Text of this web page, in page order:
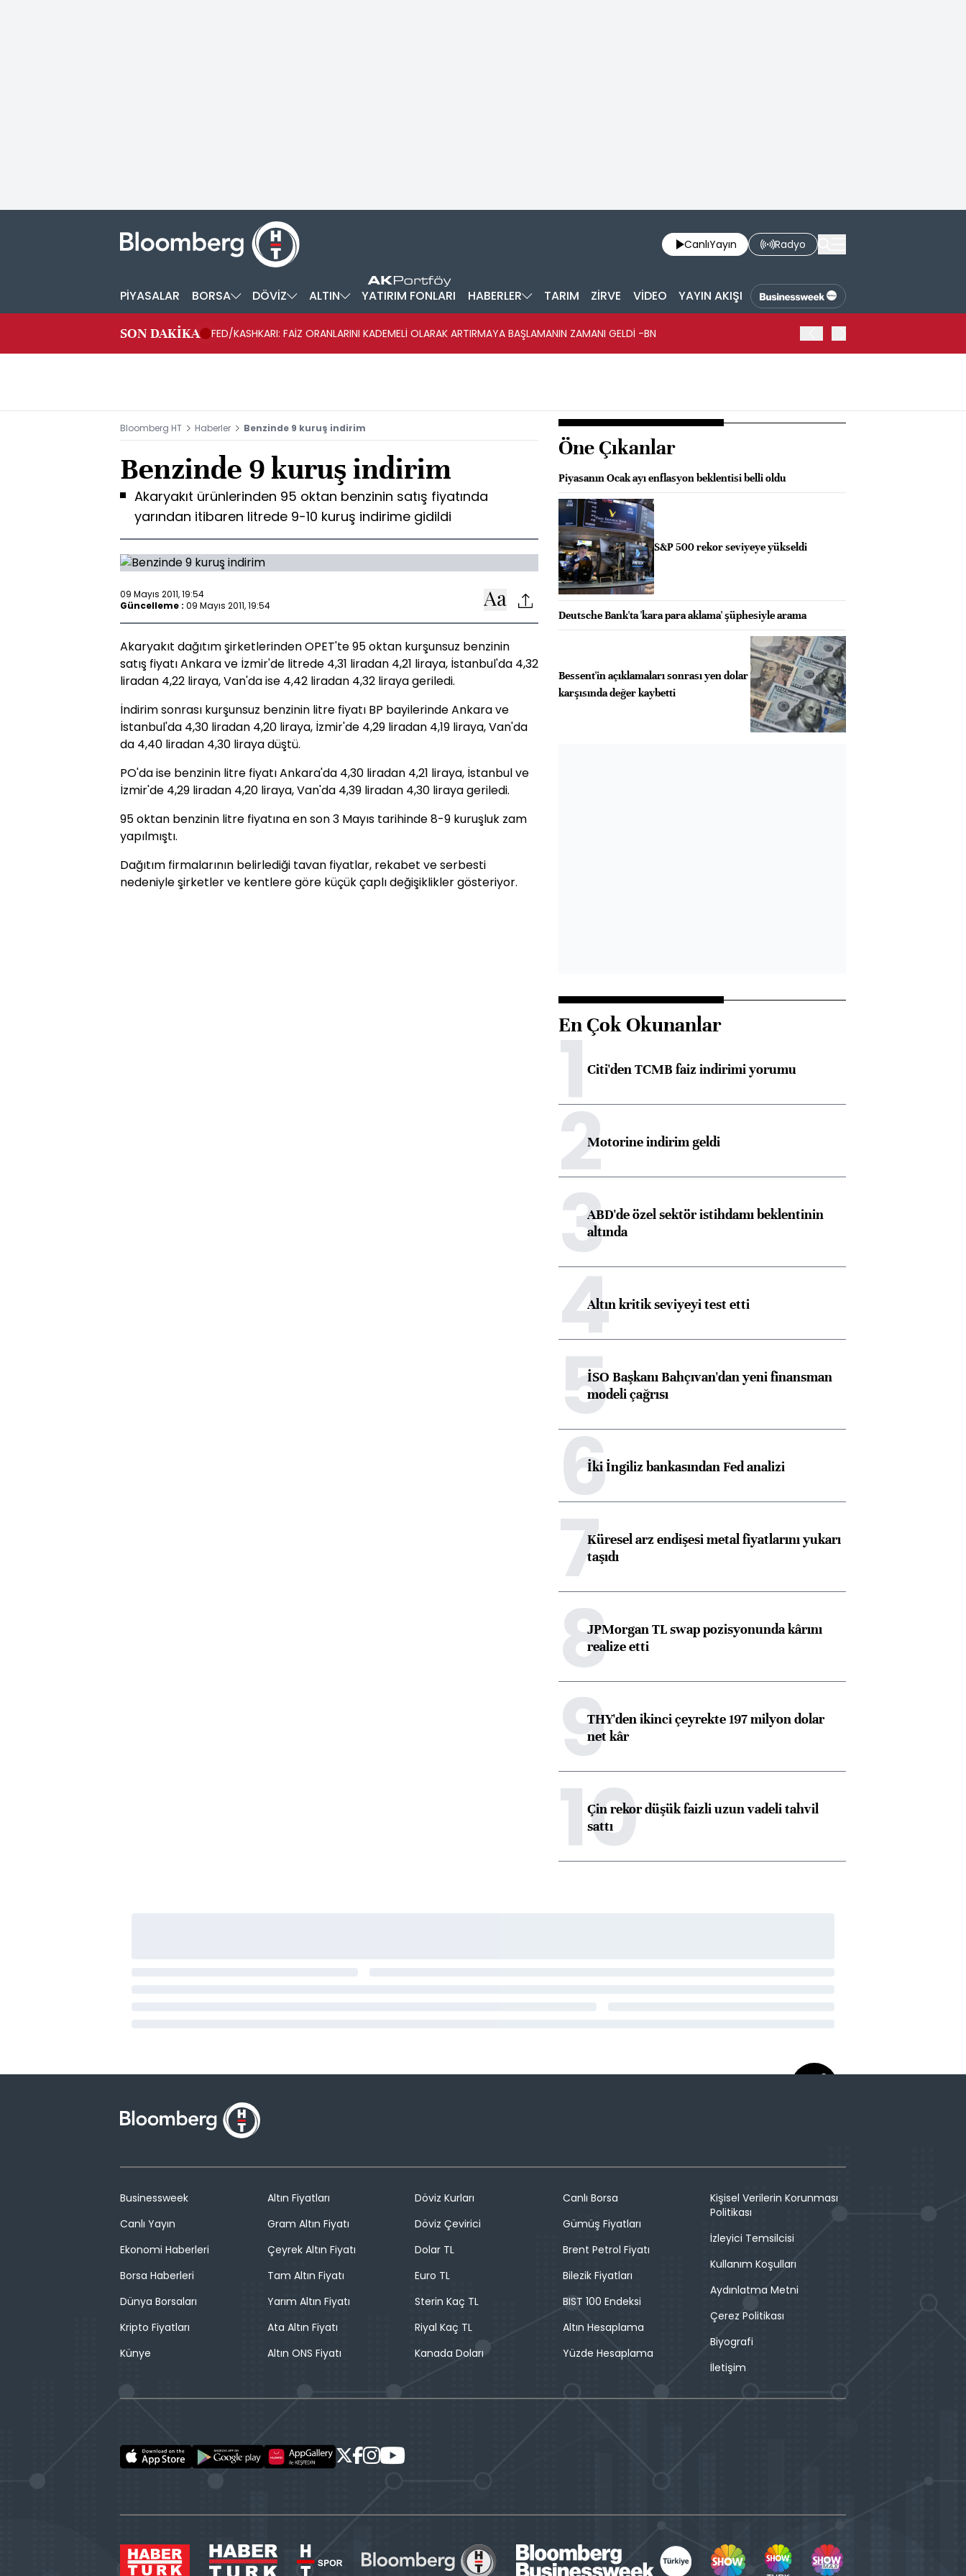
CanlıYayın Radyo
PİYASALAR BORSA DÖVİZ ALTIN YATIRIM FONLARI HABERLER TARIM ZİRVE VİDEO YAYIN AKIŞI
SON DAKİKA FED/KASHKARI: FAİZ ORANLARINI KADEMELİ OLARAK ARTIRMAYA BAŞLAMANIN ZAMANI GELDİ -BN
Bloomberg HT Haberler Benzinde 9 kuruş indirim
Benzinde 9 kuruş indirim
Akaryakıt ürünlerinden 95 oktan benzinin satış fiyatında
yarından itibaren litrede 9-10 kuruş indirime gidildi
09 Mayıs 2011, 19:54
Güncelleme : 09 Mayıs 2011, 19:54
Akaryakıt dağıtım şirketlerinden OPET'te 95 oktan kurşunsuz benzinin
satış fiyatı Ankara ve İzmir'de litrede 4,31 liradan 4,21 liraya, İstanbul'da 4,32
liradan 4,22 liraya, Van'da ise 4,42 liradan 4,32 liraya geriledi.
İndirim sonrası kurşunsuz benzinin litre fiyatı BP bayilerinde Ankara ve
İstanbul'da 4,30 liradan 4,20 liraya, İzmir'de 4,29 liradan 4,19 liraya, Van'da
da 4,40 liradan 4,30 liraya düştü.
PO'da ise benzinin litre fiyatı Ankara'da 4,30 liradan 4,21 liraya, İstanbul ve
İzmir'de 4,29 liradan 4,20 liraya, Van'da 4,39 liradan 4,30 liraya geriledi.
95 oktan benzinin litre fiyatına en son 3 Mayıs tarihinde 8-9 kuruşluk zam
yapılmıştı.
Dağıtım firmalarının belirlediği tavan fiyatlar, rekabet ve serbesti
nedeniyle şirketler ve kentlere göre küçük çaplı değişiklikler gösteriyor.
Öne Çıkanlar
Piyasanın Ocak ayı enflasyon beklentisi belli oldu
S&P 500 rekor seviyeye yükseldi
Deutsche Bank'ta 'kara para aklama' şüphesiyle arama
Bessent'in açıklamaları sonrası yen dolar
karşısında değer kaybetti
En Çok Okunanlar
1Citi'den TCMB faiz indirimi yorumu
2Motorine indirim geldi
3ABD'de özel sektör istihdamı beklentinin
altında
4Altın kritik seviyeyi test etti
5İSO Başkanı Bahçıvan'dan yeni finansman
modeli çağrısı
6İki İngiliz bankasından Fed analizi
7Küresel arz endişesi metal fiyatlarını yukarı
taşıdı
8JPMorgan TL swap pozisyonunda kârını
realize etti
9THY'den ikinci çeyrekte 197 milyon dolar
net kâr
10
Çin rekor düşük faizli uzun vadeli tahvil
sattı
Businessweek
Canlı Yayın
Ekonomi Haberleri
Borsa Haberleri
Dünya Borsaları
Kripto Fiyatları
Künye
Altın Fiyatları
Gram Altın Fiyatı
Çeyrek Altın Fiyatı
Tam Altın Fiyatı
Yarım Altın Fiyatı
Ata Altın Fiyatı
Altın ONS Fiyatı
Döviz Kurları
Döviz Çevirici
Dolar TL
Euro TL
Sterin Kaç TL
Riyal Kaç TL
Kanada Doları
Canlı Borsa
Gümüş Fiyatları
Brent Petrol Fiyatı
Bilezik Fiyatları
BIST 100 Endeksi
Altın Hesaplama
Yüzde Hesaplama
Kişisel Verilerin Korunması
Politikası
İzleyici Temsilcisi
Kullanım Koşulları
Aydınlatma Metni
Çerez Politikası
Biyografi
İletişim